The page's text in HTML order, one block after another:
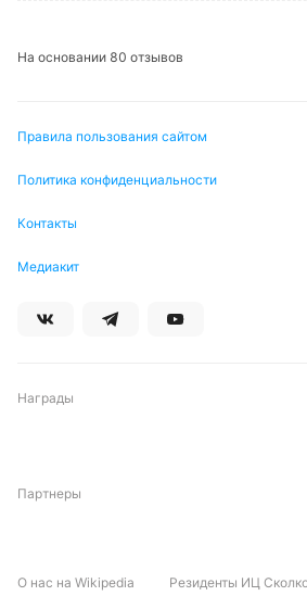
На основании 80 отзывов
Правила пользования сайтом
Политика конфиденциальности
Контакты
Медиакит
Награды
Партнеры
О нас на Wikipedia Резиденты ИЦ